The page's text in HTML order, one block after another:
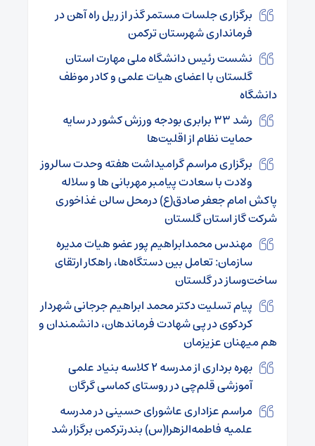
برگزاری جلسات مستمر گذر از ریل راه آهن در
فرمانداری شهرستان ترکمن
نشست رئیس دانشگاه ملی مهارت استان
گلستان با اعضای هیات علمی و کادر موظف
دانشگاه
رشد ۳۳ برابری بودجه ورزش کشور در سایه
حمایت نظام از اقلیت‌ها
برگزاری مراسم گرامیداشت هفته وحدت سالروز
ولادت با سعادت پیامبر مهربانی ها و سلاله
پاکش امام جعفر صادق(ع) درمحل سالن غذاخوری
شرکت گاز استان گلستان
مهندس محمدابراهیم پور عضو هیات مدیره
سازمان: تعامل بین دستگاه‌ها، راهکار ارتقای
ساخت‌وساز در گلستان
پیام تسلیت دکتر محمد ابراهیم‌ جرجانی شهردار
کردکوی در پی شهادت فرماندهان، دانشمندان و
هم میهنان عزیزمان
بهره برداری از مدرسه ۲ کلاسه بنیاد علمی
آموزشی قلم‌چی در روستای کماسی گرگان
مراسم عزاداری عاشورای حسینی در مدرسه
علمیه فاطمه‌الزهرا(س) بندرترکمن برگزار شد